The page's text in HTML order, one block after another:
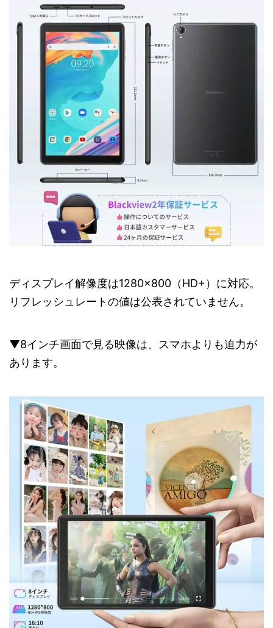
ディスプレイ解像度は1280×800（HD+）に対応。
リフレッシュレートの値は公表されていません。
▼8インチ画面で見る映像は、スマホよりも迫力が
あります。